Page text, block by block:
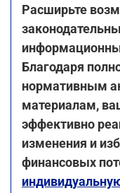
Расширьте
Благодаря
нормативным
материалам,
эффективно
изменения и
финансовых